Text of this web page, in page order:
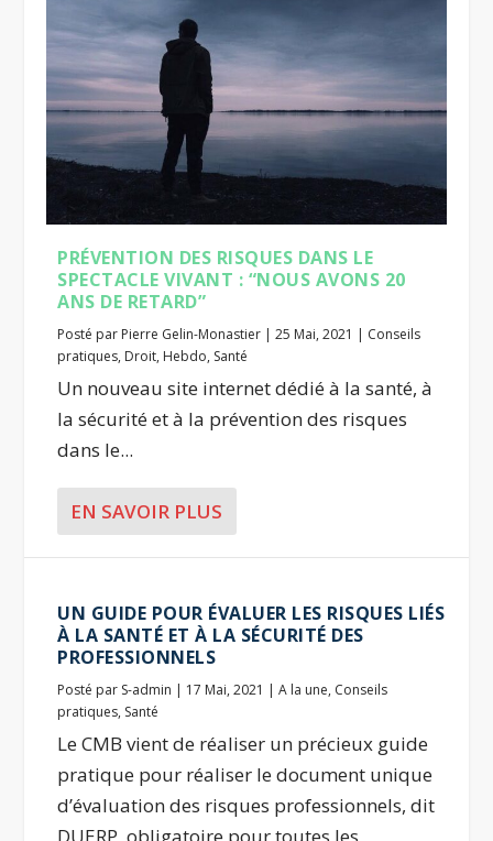
PRÉVENTION DES RISQUES DANS LE
SPECTACLE VIVANT : “NOUS AVONS 20
ANS DE RETARD”
Posté par Pierre Gelin-Monastier |25 Mai, 2021 | Conseils
pratiques, Droit, Hebdo, Santé
Un nouveau site internet dédié à la santé, à
la sécurité et à la prévention des risques
dans le...
EN SAVOIR PLUS
UN GUIDE POUR ÉVALUER LES RISQUES LIÉS
À LA SANTÉ ET À LA SÉCURITÉ DES
PROFESSIONNELS
Posté par S-admin | 17 Mai, 2021 |A la une, Conseils
pratiques, Santé
Le CMB vient de réaliser un précieux guide
pratique pour réaliser le document unique
d’évaluation des risques professionnels, dit